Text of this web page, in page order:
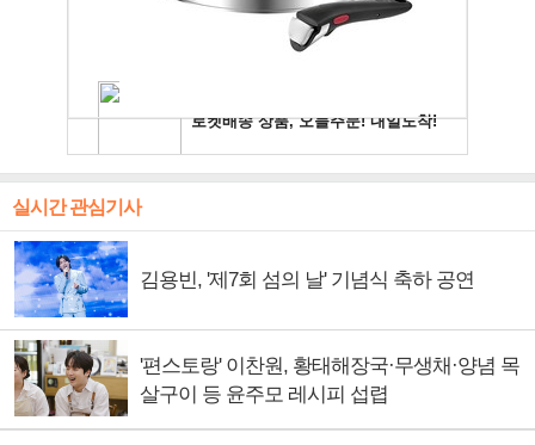
실시간 관심기사
김용빈, '제7회 섬의 날' 기념식 축하 공연
'편스토랑' 이찬원, 황태해장국·무생채·양념 목
살구이 등 윤주모 레시피 섭렵